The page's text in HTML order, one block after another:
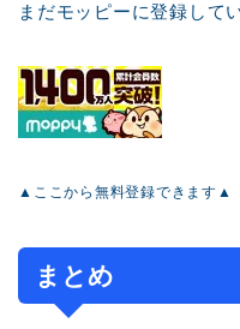
まだモッピーに登録して
▲ここから無料登録できます▲
まとめ